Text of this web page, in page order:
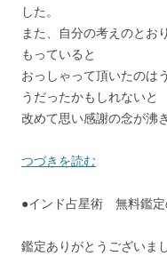
した。
また、自分の考えのとお
もっていると
おっしゃって頂いたのは
うだったかもしれないと
改めて思い感謝の念が沸
つづきを読む
●インド占星術 無料鑑
鑑定ありがとうございまし